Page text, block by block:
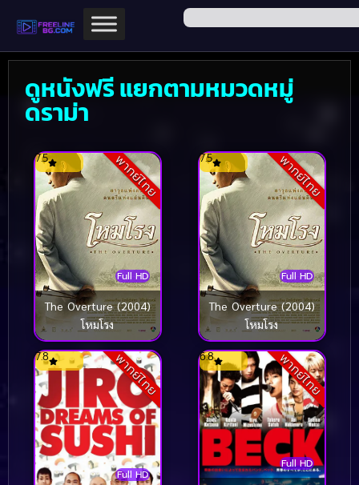
ดูหนังฟรี แยกตามหมวดหมู่
ดราม่า
พากย์ไทย
Full HD
7.5
The Overture (2004)
โหมโรง
พากย์ไทย
Full HD
7.5
The Overture (2004)
โหมโรง
พากย์ไทย
Full HD
7.8 พากย์ไทย
Full HD
6.8